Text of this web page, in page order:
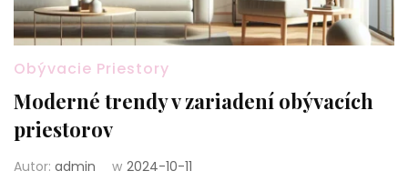
Obývacie Priestory
Moderné trendy v zariadení obývacích
priestorov
Autor: admin w 2024-10-11